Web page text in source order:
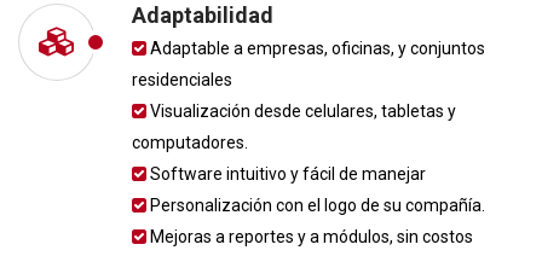
Adaptabilidad
Adaptable a empresas, oficinas, y conjuntos
residenciales
Visualización desde celulares, tabletas y
computadores.
Software intuitivo y fácil de manejar
Personalización con el logo de su compañía.
Mejoras a reportes y a módulos, sin costos